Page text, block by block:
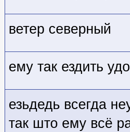
ветер северный
ему так ездить
езьдедь всегда
так што ему всё